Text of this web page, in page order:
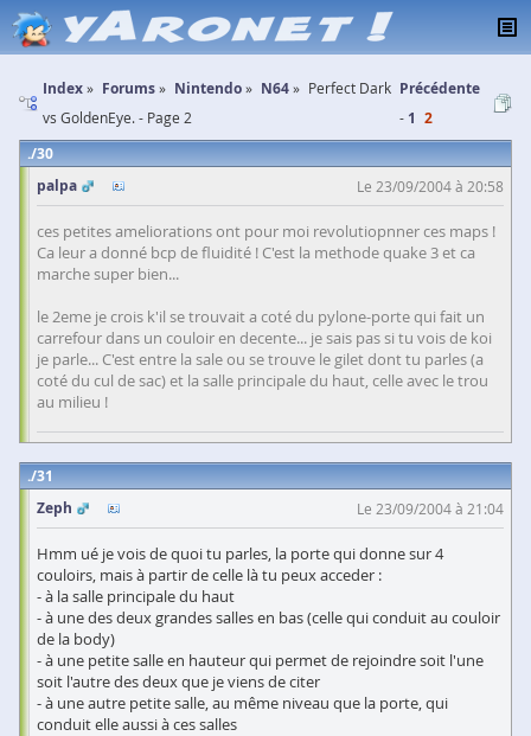
Index Forums Nintendo N64
Perfect Dark
vs GoldenEye. - Page 2
Précédente
1 2
30
palpa
Le 23/09/2004 à 20:58
ces petites ameliorations ont pour moi revolutiopnner ces maps !
Ca leur a donné bcp de fluidité ! C'est la methode quake 3 et ca
marche super bien...
le 2eme je crois k'il se trouvait a coté du pylone-porte qui fait un
carrefour dans un couloir en decente... je sais pas si tu vois de koi
je parle... C'est entre la sale ou se trouve le gilet dont tu parles (a
coté du cul de sac) et la salle principale du haut, celle avec le trou
au milieu !
31
Zeph
Le 23/09/2004 à 21:04
Hmm ué je vois de quoi tu parles, la porte qui donne sur 4
couloirs, mais à partir de celle là tu peux acceder :
- à la salle principale du haut
- à une des deux grandes salles en bas (celle qui conduit au couloir
de la body)
- à une petite salle en hauteur qui permet de rejoindre soit l'une
soit l'autre des deux que je viens de citer
- à une autre petite salle, au même niveau que la porte, qui
conduit elle aussi à ces salles